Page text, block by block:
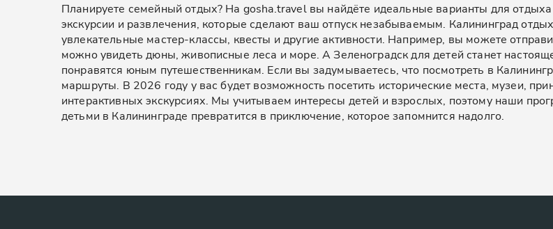
Планируете семейный отдых? На gosha.travel вы найдёте идеальные варианты для
экскурсии и развлечения, которые сделают ваш отпуск незабываемым. Калининград
увлекательные мастер-классы, квесты и другие активности. Например, вы можете
можно увидеть дюны, живописные леса и море. А Зеленоградск для детей станет
понравятся юным путешественникам. Если вы задумываетесь, что посмотреть в
маршруты. В 2026 году у вас будет возможность посетить исторические места, музеи,
интерактивных экскурсиях. Мы учитываем интересы детей и взрослых, поэтому наши
детьми в Калининграде превратится в приключение, которое запомнится надолго.